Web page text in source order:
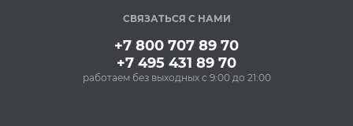
В наличии
СВЯЗАТЬСЯ С НАМИ
+7 800 707 89 70
+7 495 431 89 70
работаем без выходных с 9:00 до 21:00